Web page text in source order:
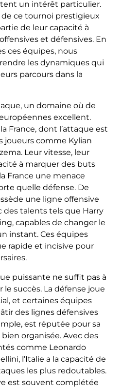
un intérêt particulier.
ce tournoi prestigieux
de leur capacité à
et défensives. En
ces équipes, nous
les dynamiques qui
parcours dans la
un domaine où de
excellent.
France, dont l’attaque est
joueurs comme Kylian
Leur vitesse, leur
à marquer des buts
France une menace
quelle défense. De
une ligne offensive
des talents tels que Harry
capables de changer le
instant. Ces équipes
rapide et incisive pour
puissante ne suffit pas à
succès. La défense joue
et certaines équipes
des lignes défensives
est réputée pour sa
organisée. Avec des
comme Leonardo
l’Italie a la capacité de
les plus redoutables.
est souvent complétée